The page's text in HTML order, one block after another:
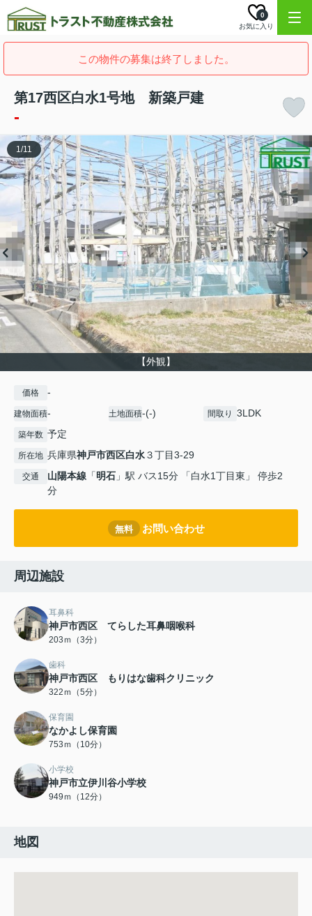
お気に入り
0
この物件の募集は終了しました。
第17西区白水1号地 新築戸建
-
【外観】
1/11
価格 -
建物面積- 土地面積-(-) 間取り 3LDK
築年数 予定
所在地 兵庫県神戸市西区白水３丁目3-29
交通 山陽本線 「明石 」駅 バス15分 「白水1丁目東」 停歩2
分
無料 お問い合わせ
周辺施設
耳鼻科
神戸市西区 てらした耳鼻咽喉科
203ｍ（3分）
歯科
神戸市西区 もりはな歯科クリニック
322ｍ（5分）
保育園
なかよし保育園
753ｍ（10分）
小学校
神戸市立伊川谷小学校
949ｍ（12分）
地図